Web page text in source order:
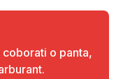
o panta,